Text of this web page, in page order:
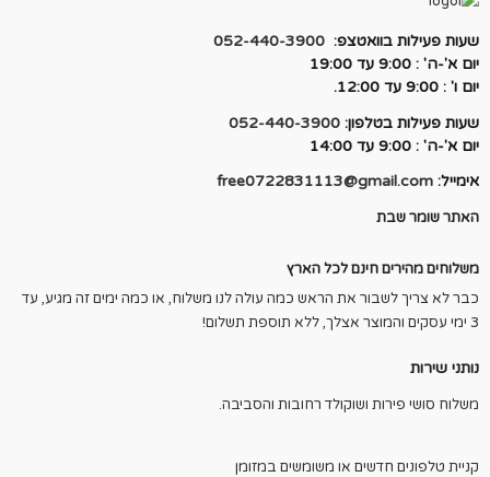
שעות פעילות בוואטצפ: 052-440-3900
יום א'-ה' : 9:00 עד 19:00
יום ו' : 9:00 עד 12:00.
שעות פעילות בטלפון: 052-440-3900
יום א'-ה' : 9:00 עד 14:00
אימייל: free0722831113@gmail.com
האתר שומר שבת
משלוחים מהירים חינם לכל הארץ
כבר לא צריך לשבור את הראש כמה עולה לנו משלוח, או כמה ימים זה מגיע, עד
3 ימי עסקים והמוצר אצלך, ללא תוספת תשלום!
נותני שירות
משלוח סושי פירות ושוקולד רחובות והסביבה.
קניית טלפונים חדשים או משומשים במזומן